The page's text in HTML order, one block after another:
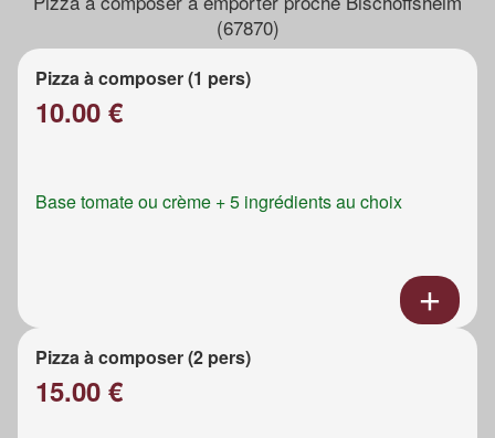
(67870)
Pizza à composer (1 pers)
10.00 €
Base tomate ou crème + 5 ingrédients au choix
Pizza à composer (2 pers)
15.00 €